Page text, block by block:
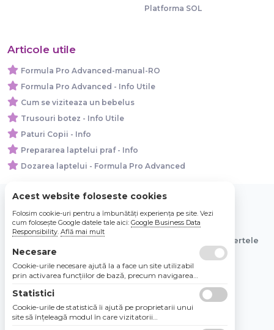
Platforma SOL
Articole utile
Formula Pro Advanced-manual-RO
Formula Pro Advanced - Info Utile
Cum se viziteaza un bebelus
Trusouri botez - Info Utile
Paturi Copii - Info
Prepararea laptelui praf - Info
Dozarea laptelui - Formula Pro Advanced
© 2026 Bebe Nou Online Store SRL
Toate preturile sunt exprimate in lei si includ tva. Ofertele
sunt valabile in limita stocului disponibil.
Acest website foloseste cookies
Folosim cookie-uri pentru a îmbunătăți experiența pe site. Vezi
cum folosește Google datele tale aici: Google Business Data
Responsibility. Află mai mult
Necesare
Cookie-urile necesare ajută la a face un site utilizabil
prin activarea funcţiilor de bază, precum navigarea
Site-ul nu poate funcţiona corespunzător fără aceste
cookie-uri.
Statistici
Cookie-urile de statistică îi ajută pe proprietarii unui
site să înţeleagă modul în care vizitatorii